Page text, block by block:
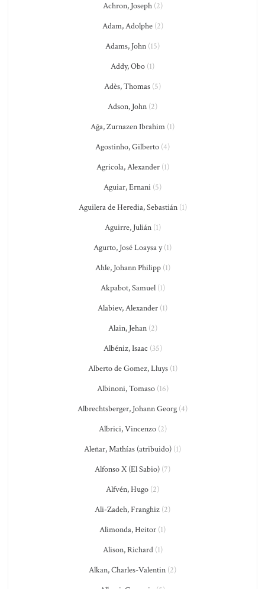
Achron, Joseph(2)
Adam, Adolphe(2)
Adams, John (15)
Addy, Obo (1)
Adès, Thomas (5)
Adson, John (2)
Ağa, Zurnazen Ibrahim (1)
Agostinho, Gilberto (4)
Agricola, Alexander(1)
Aguiar, Ernani (5)
Aguilera de Heredia, Sebastián(1)
Aguirre, Julián(1)
Agurto, José Loaysa y(1)
Ahle, Johann Philipp(1)
Akpabot, Samuel(1)
Alabiev, Alexander (1)
Alain, Jehan(2)
Albéniz, Isaac (35)
Alberto de Gomez, Lluys(1)
Albinoni, Tomaso(16)
Albrechtsberger, Johann Georg (4)
Albrici, Vincenzo(2)
Aleñar, Mathías (atribuido) (1)
Alfonso X (El Sabio) (7)
Alfvén, Hugo (2)
Ali-Zadeh, Franghiz (2)
Alimonda, Heitor (1)
Alison, Richard(1)
Alkan, Charles-Valentin (2)